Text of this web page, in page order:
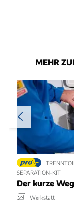
MEHR
SEPARATION-KIT
Der kurze
Werkstatt